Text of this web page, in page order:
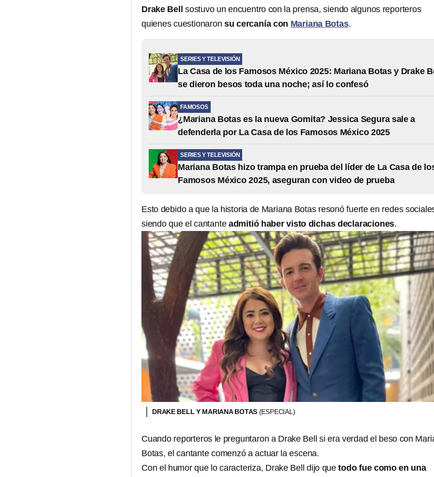
Drake Bell
sostuvo un encuentro con la prensa, siendo algunos reporteros
quienes cuestionaronsu cercanía con Mariana Botas.
SERIES Y TELEVISIÓN
La Casa de los Famosos México 2025: Mariana Botas y Drake
se dieron besos toda una noche; así lo confesó
FAMOSOS
¿Mariana Botas es la nueva Gomita? Jessica Segura sale a
defenderla por La Casa de los Famosos México 2025
SERIES Y TELEVISIÓN
Mariana Botas hizo trampa en prueba del líder de La Casa de
Famosos México 2025, aseguran con video de prueba
Esto debido a que la historia de Mariana Botas resonó fuerte en redes
siendo que el cantante admitió haber visto dichas declaraciones.
DRAKE BELL Y MARIANA BOTAS (ESPECIAL)
Cuando reporteros le preguntaron a Drake Bell si era verdad el beso con
Botas, el cantante comenzó a actuar la escena.
Con el humor que lo caracteriza, Drake Bell dijo quetodo fue como en una